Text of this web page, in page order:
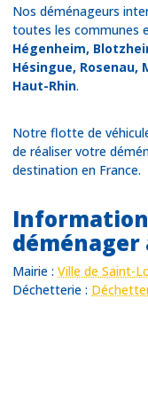
Nos déménageurs
toutes les communes
Hégenheim,
Hésingue, Rosenau,
Haut-Rhin.
Notre flotte de
de réaliser votre
destination en France.
déménager
Mairie : Ville de Saint-
Déchetterie :